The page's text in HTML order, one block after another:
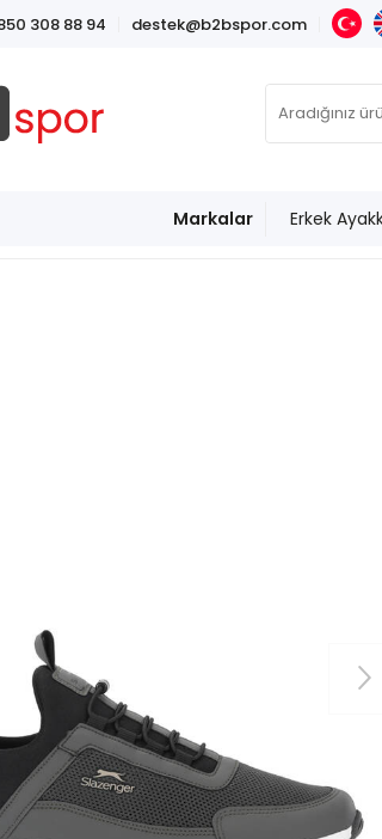
308 88 94 destek@b2bspor.com
Markalar Erkek